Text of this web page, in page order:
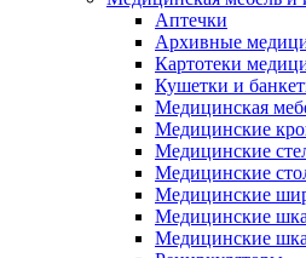
Аптечки
Архивные
Картотеки
Кушетки и
Медицинская
Медицинские
Медицинские
Медицинские
Медицинские
Медицинские
Медицинские